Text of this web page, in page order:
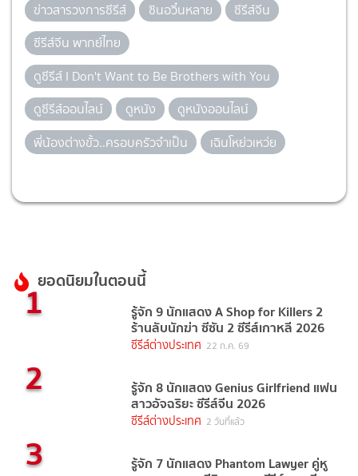
ข่าวสารวงการซีรีส์
ซินอวิ๋นหลาย
ซีรีส์จีน
ซีรีส์จีน พากย์ไทย
ดูซีรีส์ I Don't Want to Be Brothers with You
ดูซีรีส์ออนไลน์
ดูหนัง
ดูหนังออนไลน์
พี่น้องต่างขั้ว..ครอบครัวจำเป็น
เฉินโหย่วเหว่ย
ยอดนิยมในตอนนี้
1 รู้จัก 9 นักแสดง A Shop for Killers 2
ร้านลับนักฆ่า ซีซัน 2 ซีรีส์เกาหลี 2026
ซีรีส์ต่างประเทศ 22 ก.ค. 69
2 รู้จัก 8 นักแสดง Genius Girlfriend แฟน
สาวอัจฉริยะ ซีรีส์จีน 2026
ซีรีส์ต่างประเทศ 2 วันที่แล้ว
3 รู้จัก 7 นักแสดง Phantom Lawyer คู่หู